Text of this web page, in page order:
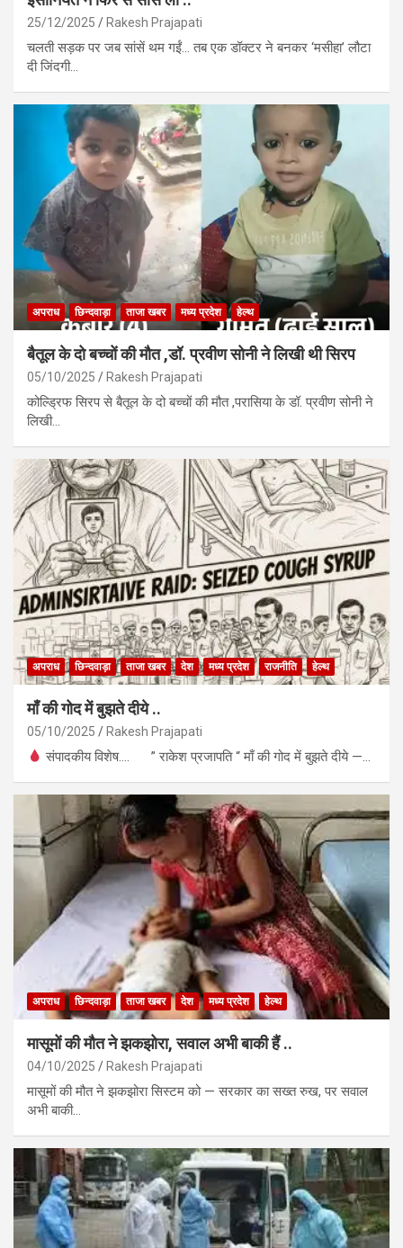
25/12/2025 Rakesh Prajapati
चलती सड़क पर जब सांसें थम गईं… तब एक डॉक्टर ने बनकर ‘मसीहा’ लौटा
दी जिंदगी…
अपराध छिन्दवाड़ा ताजा खबर मध्य प्रदेश हेल्थ
बैतूल के दो बच्चों की मौत ,डॉ. प्रवीण सोनी ने लिखी थी सिरप
05/10/2025 Rakesh Prajapati
कोल्ड्रिफ सिरप से बैतूल के दो बच्चों की मौत ,परासिया के डॉ. प्रवीण सोनी ने
लिखी…
अपराध छिन्दवाड़ा ताजा खबर देश मध्य प्रदेश राजनीति हेल्थ
माँ की गोद में बुझते दीये ..
05/10/2025 Rakesh Prajapati
संपादकीय विशेष…. ” राकेश प्रजापति “ माँ की गोद में बुझते दीये —…
अपराध छिन्दवाड़ा ताजा खबर देश मध्य प्रदेश हेल्थ
मासूमों की मौत ने झकझोरा, सवाल अभी बाकी हैं ..
04/10/2025 Rakesh Prajapati
मासूमों की मौत ने झकझोरा सिस्टम को — सरकार का सख्त रुख, पर सवाल
अभी बाकी…